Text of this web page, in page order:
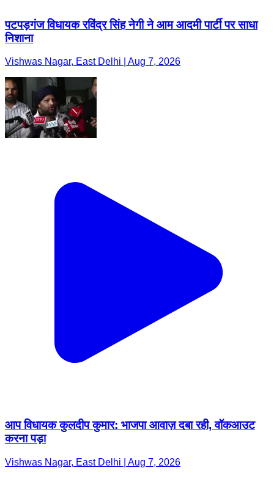
पटपड़गंज विधायक रविंद्र सिंह नेगी ने आम आदमी पार्टी पर साधा
निशाना
Vishwas Nagar, East Delhi | Aug 7, 2026
आप विधायक कुलदीप कुमार: भाजपा आवाज़ दबा रही, वॉकआउट
करना पड़ा
Vishwas Nagar, East Delhi | Aug 7, 2026